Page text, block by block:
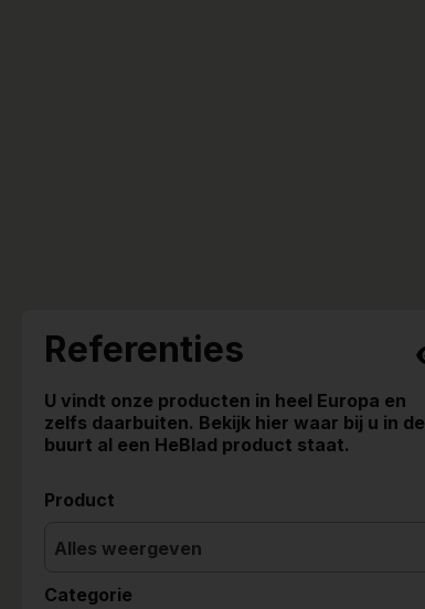
Referenties
U vindt onze producten in heel Europa en
zelfs daarbuiten. Bekijk hier waar bij u in de
buurt al een HeBlad product staat.
Product
Alles weergeven
Categorie